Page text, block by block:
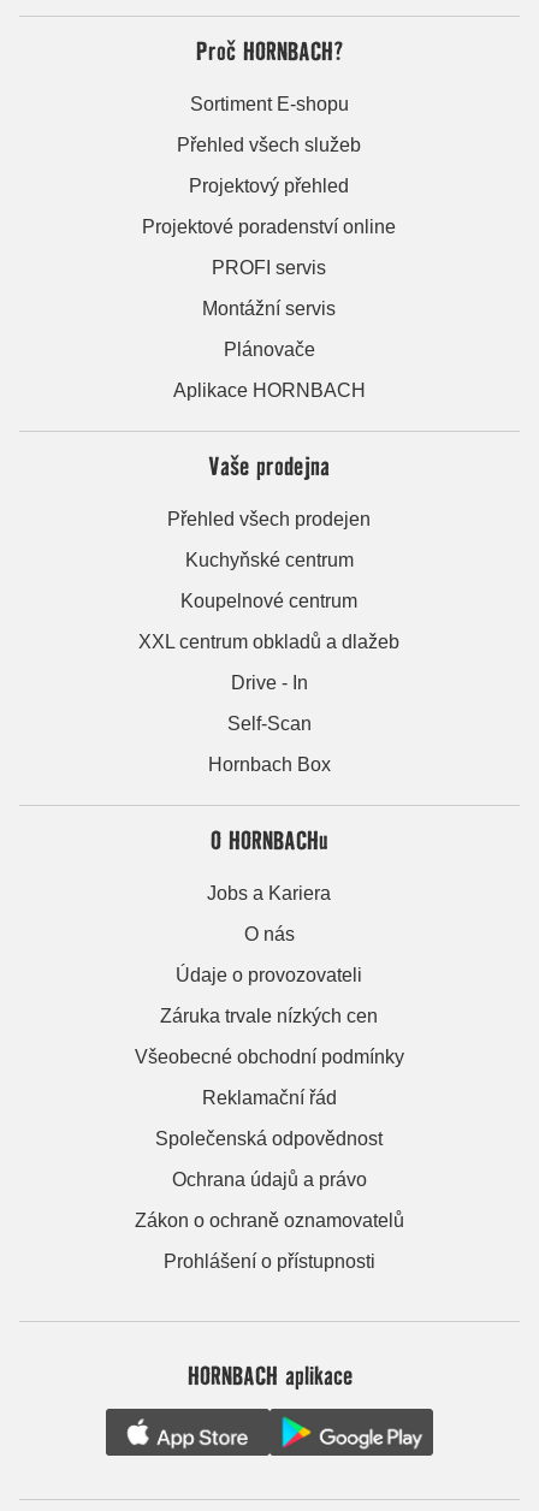
Proč HORNBACH?
Sortiment E-shopu
Přehled všech služeb
Projektový přehled
Projektové poradenství online
PROFI servis
Montážní servis
Plánovače
Aplikace HORNBACH
Vaše prodejna
Přehled všech prodejen
Kuchyňské centrum
Koupelnové centrum
XXL centrum obkladů a dlažeb
Drive - In
Self-Scan
Hornbach Box
O HORNBACHu
Jobs a Kariera
O nás
Údaje o provozovateli
Záruka trvale nízkých cen
Všeobecné obchodní podmínky
Reklamační řád
Společenská odpovědnost
Ochrana údajů a právo
Zákon o ochraně oznamovatelů
Prohlášení o přístupnosti
HORNBACH aplikace